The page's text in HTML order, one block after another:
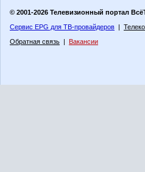
© 2001-2026 Телевизионный портал
Сервис EPG для ТВ-провайдеров |
Обратная связь | Вакансии